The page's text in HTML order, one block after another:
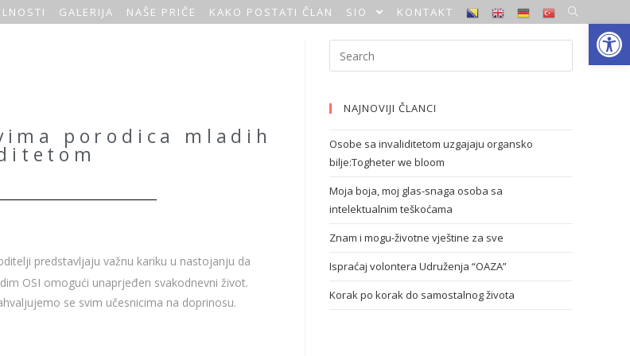
Open toolbar
GALERIJA NAŠE PRIČE KAKO POSTATI ČLAN SIO KONTAKT
porodica mladih
predstavljaju važnu kariku u nastojanju da
OSI omogući unaprjeđen svakodnevni život.
se svim učesnicima na doprinosu.
NAJNOVIJI ČLANCI
Osobe sa invaliditetom uzgajaju organsko
bilje:Togheter we bloom
Moja boja, moj glas-snaga osoba sa
intelektualnim teškoćama
Znam i mogu-životne vještine za sve
Ispraćaj volontera Udruženja “OAZA”
Korak po korak do samostalnog života